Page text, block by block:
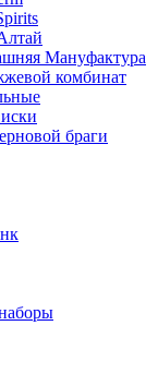
Мануфактура
комбинат
браги